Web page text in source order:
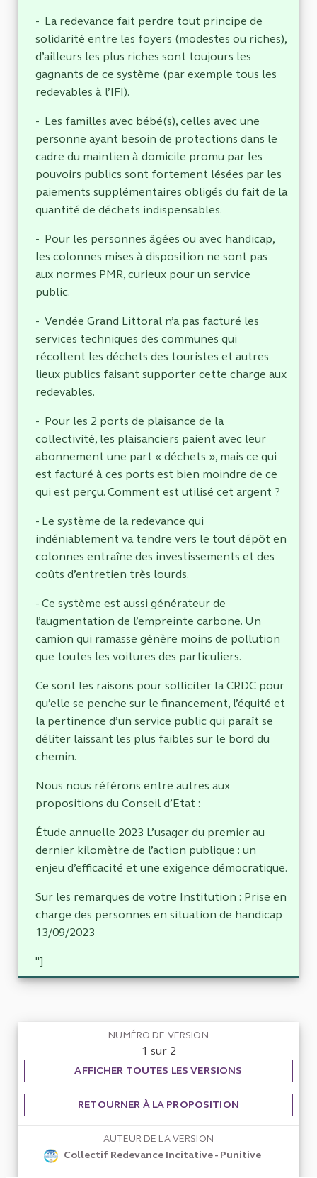
- La redevance fait perdre tout principe de
solidarité entre les foyers (modestes ou riches),
d’ailleurs les plus riches sont toujours les
gagnants de ce système (par exemple tous les
redevables à l’IFI).
- Les familles avec bébé(s), celles avec une
personne ayant besoin de protections dans le
cadre du maintien à domicile promu par les
pouvoirs publics sont fortement lésées par les
paiements supplémentaires obligés du fait de la
quantité de déchets indispensables.
- Pour les personnes âgées ou avec handicap,
les colonnes mises à disposition ne sont pas
aux normes PMR, curieux pour un service
public.
- Vendée Grand Littoral n’a pas facturé les
services techniques des communes qui
récoltent les déchets des touristes et autres
lieux publics faisant supporter cette charge aux
redevables.
- Pour les 2 ports de plaisance de la
collectivité, les plaisanciers paient avec leur
abonnement une part « déchets », mais ce qui
est facturé à ces ports est bien moindre de ce
qui est perçu. Comment est utilisé cet argent ?
- Le système de la redevance qui
indéniablement va tendre vers le tout dépôt en
colonnes entraîne des investissements et des
coûts d’entretien très lourds.
- Ce système est aussi générateur de
l’augmentation de l’empreinte carbone. Un
camion qui ramasse génère moins de pollution
que toutes les voitures des particuliers.
Ce sont les raisons pour solliciter la CRDC pour
qu’elle se penche sur le financement, l’équité et
la pertinence d’un service public qui paraît se
déliter laissant les plus faibles sur le bord du
chemin.
Nous nous référons entre autres aux
propositions du Conseil d’Etat :
Étude annuelle 2023 L’usager du premier au
dernier kilomètre de l’action publique : un
enjeu d’efficacité et une exigence démocratique.
Sur les remarques de votre Institution : Prise en
charge des personnes en situation de handicap
13/09/2023
"]
NUMÉRO DE VERSION
1 sur 2
AFFICHER TOUTES LES VERSIONS
RETOURNER À LA PROPOSITION
AUTEUR DE LA VERSION
Collectif Redevance Incitative - Punitive